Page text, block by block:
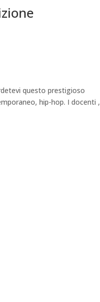
questo prestigioso
hip-hop. I docenti ,